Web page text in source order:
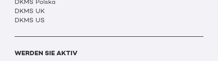
DKMS Polska
DKMS UK
DKMS US
WERDEN SIE AKTIV